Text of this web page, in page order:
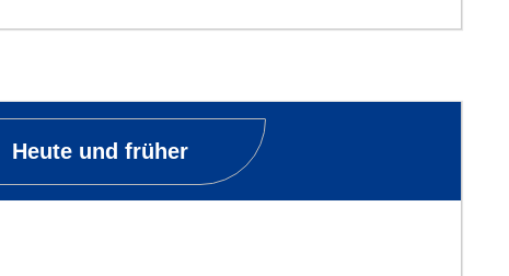
Heute und früher